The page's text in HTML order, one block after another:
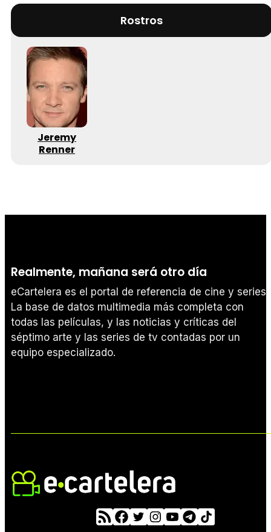
Rostros
Jeremy
Renner
Realmente, mañana será otro día
eCartelera es el portal de referencia de cine y series.
La base de datos multimedia más completa con
todas las películas, y las noticias y críticas del
séptimo arte y las series de tv contadas por un
equipo especializado.